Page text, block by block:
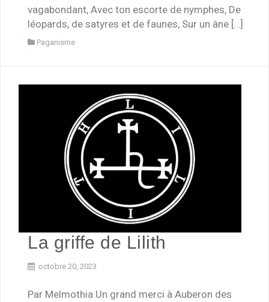
vagabondant, Avec ton escorte de nymphes, De
léopards, de satyres et de faunes, Sur un âne […]
Paganisme
La griffe de Lilith
octobre 20, 2023
Par Melmothia Un grand merci à Auberon des